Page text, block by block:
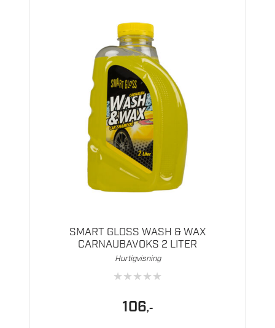
SMART GLOSS WASH & WAX
CARNAUBAVOKS 2 LITER
Hurtigvisning
★★★★★
106,-